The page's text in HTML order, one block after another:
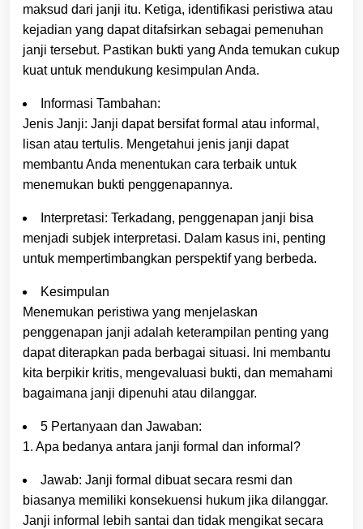
maksud dari janji itu. Ketiga, identifikasi peristiwa atau
kejadian yang dapat ditafsirkan sebagai pemenuhan
janji tersebut. Pastikan bukti yang Anda temukan cukup
kuat untuk mendukung kesimpulan Anda.
Informasi Tambahan:
Jenis Janji: Janji dapat bersifat formal atau informal,
lisan atau tertulis. Mengetahui jenis janji dapat
membantu Anda menentukan cara terbaik untuk
menemukan bukti penggenapannya.
Interpretasi: Terkadang, penggenapan janji bisa
menjadi subjek interpretasi. Dalam kasus ini, penting
untuk mempertimbangkan perspektif yang berbeda.
Kesimpulan
Menemukan peristiwa yang menjelaskan
penggenapan janji adalah keterampilan penting yang
dapat diterapkan pada berbagai situasi. Ini membantu
kita berpikir kritis, mengevaluasi bukti, dan memahami
bagaimana janji dipenuhi atau dilanggar.
5 Pertanyaan dan Jawaban:
1. Apa bedanya antara janji formal dan informal?
Jawab: Janji formal dibuat secara resmi dan
biasanya memiliki konsekuensi hukum jika dilanggar.
Janji informal lebih santai dan tidak mengikat secara